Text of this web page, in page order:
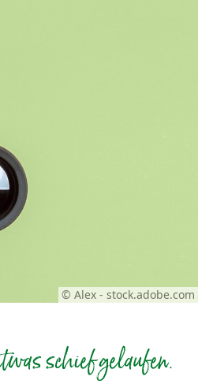
© Alex - stock.adobe.com
schief gelaufen.